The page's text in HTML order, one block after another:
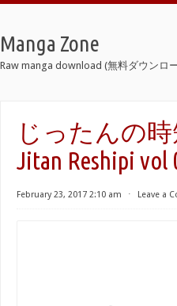
Manga Zone
Raw manga download (無料ダウンロ
じったんの時
Jitan Reshipi vol
February 23, 2017 2:10 am ⋅ Leave a